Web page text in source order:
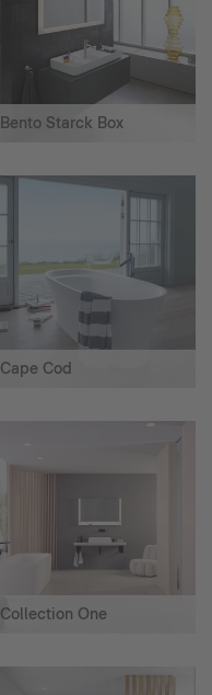
Bento Starck Box
Cape Cod
Collection One